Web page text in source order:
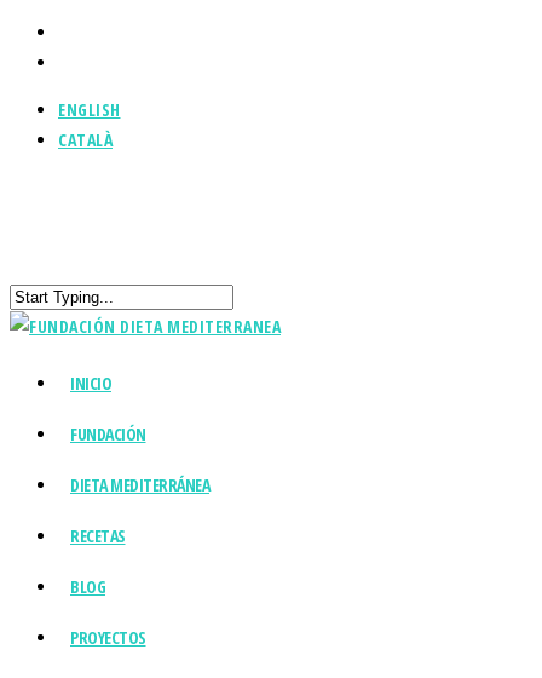
ENGLISH
CATALÀ
INICIO
FUNDACIÓN
DIETA MEDITERRÁNEA
RECETAS
BLOG
PROYECTOS